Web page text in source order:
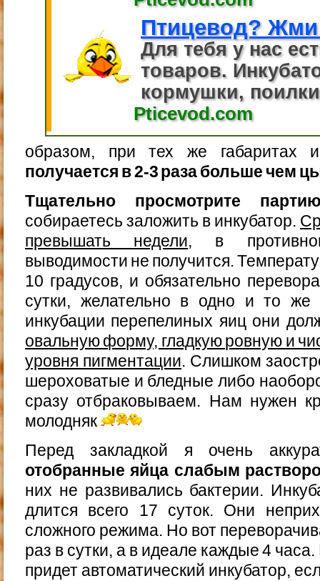
Птицевод?
Для тебя у нас
товаров.
кормушки,
Pticevod.com
образом, при тех же габаритах
получается в 2-3 раза больше чем
Тщательно просмотрите
собираетесь заложить в инкубатор.
превышать недели, в
выводимости не получится.
10 градусов, и обязательно
сутки, желательно в одно и то
инкубации перепелиных яиц они
овальную форму, гладкую ровную и
уровня пигментации. Слишком
шероховатые и бледные либо
сразу отбраковываем. Нам нужен
молодняк
Перед закладкой я очень
отобранные яйца слабым
них не развивались бактерии.
длится всего 17 суток. Они
сложного режима. Но вот
раз в сутки, а в идеале каждые 4
придет автоматический инкубатор,